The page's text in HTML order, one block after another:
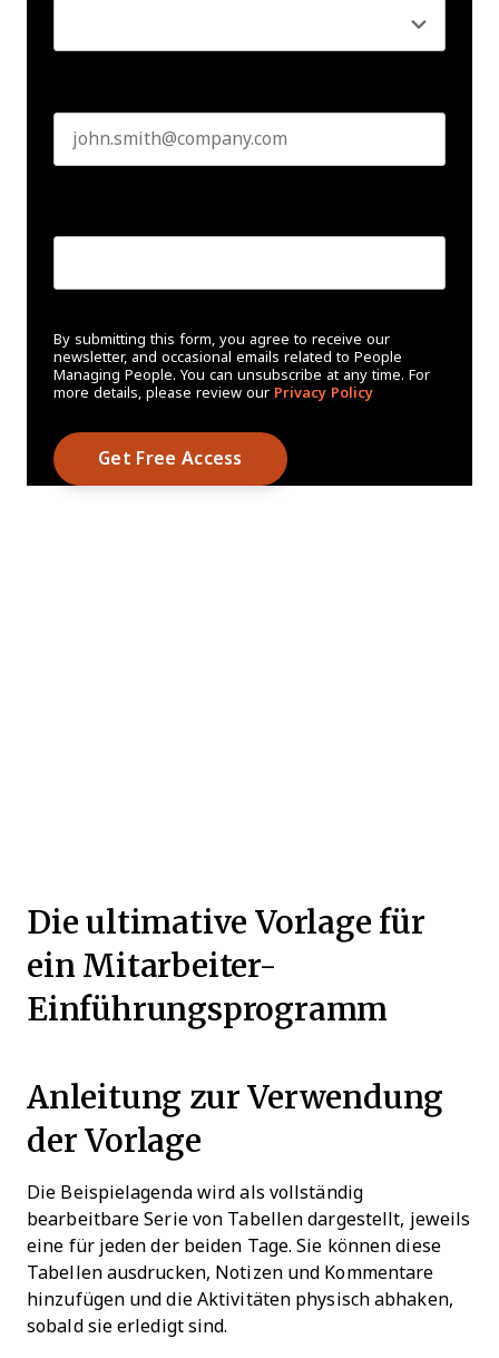
By submitting this form, you agree to receive our
newsletter, and occasional emails related to People
Managing People. You can unsubscribe at any time. For
more details, please review our Privacy Policy
Die ultimative Vorlage für
ein Mitarbeiter-
Einführungsprogramm
Anleitung zur Verwendung
der Vorlage
Die Beispielagenda wird als vollständig
bearbeitbare Serie von Tabellen dargestellt, jeweils
eine für jeden der beiden Tage. Sie können diese
Tabellen ausdrucken, Notizen und Kommentare
hinzufügen und die Aktivitäten physisch abhaken,
sobald sie erledigt sind.